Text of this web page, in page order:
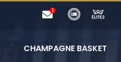
CHAMPAGNE BASKET